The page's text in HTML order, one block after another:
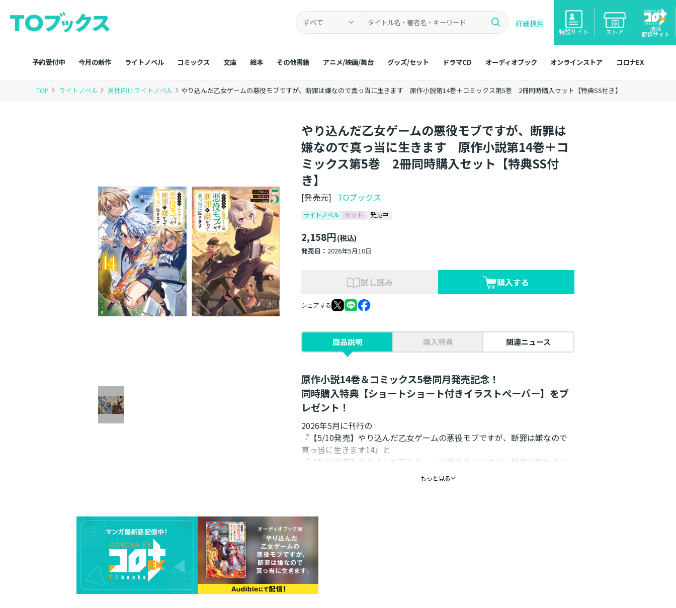
すべて 詳細検索
特設サイト ストア 漫画
配信サイト
予約受付中 今月の新作 ライトノベル コミックス 文庫 絵本 その他書籍 アニメ/映画/舞台 グッズ/セット ドラマCD オーディオブック オンラインストア コロナEX
TOP ライトノベル 男性向けライトノベル やり込んだ乙女ゲームの悪役モブですが、断罪は嫌なので真っ当に生きます 原作小説第14巻＋コミックス第5巻 2冊同時購入セット【特典SS付き】
やり込んだ乙女ゲームの悪役モブですが、断罪は
嫌なので真っ当に生きます 原作小説第14巻＋コ
ミックス第5巻 2冊同時購入セット【特典SS付
き】
[発売元] TOブックス
ライトノベル セット 発売中
2,158円(税込)
発売日：2026年5月10日
試し読み 購入する
シェアする
商品説明 購入特典 関連ニュース
原作小説14巻＆コミックス5巻同月発売記念！
同時購入特典【ショートショート付きイラストペーパー】をプ
レゼント！
2026年5月に刊行の
『【5/10発売】やり込んだ乙女ゲームの悪役モブですが、断罪は嫌なので
真っ当に生きます14』と
『【5/10発売】やり込んだ乙女ゲームの悪役モブですが、断罪は嫌なので
真っ当に生きます＠COMIC第5巻（コロナ・コミックス）』の
※こちらの商品ページからご注文いただいた場合のみ同時購入特典が付き
ます。
※１セットにつき２種類のイラストペーパーが付き、Ruki先生・戸張ちょ
も先生それぞれ１枚ずつご用意しています。裏面にはショートショートが書
かれています。（それぞれ内容は異なります。）
※ショートショートは、原作小説14巻に付くTOブックスオンラインストア
もっと見る